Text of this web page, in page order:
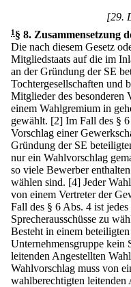
[29.
1 § 8. Zusammensetzung
Die nach diesem Gesetz
Mitgliedstaats auf die im
an der Gründung der SE
Tochtergesellschaften und
Mitglieder des besonderen
einem Wahlgremium in
gewählt. [2] Im Fall des §
Vorschlag einer
Gründung der SE
nur ein Wahlvorschlag
so viele Bewerber
wählen sind. [4] Jeder
von einem Vertreter der
Fall des § 6 Abs. 4 ist
Sprecherausschüsse zu
Besteht in einem
Unternehmensgruppe kein
leitenden Angestellten
Wahlvorschlag muss von
wahlberechtigten leitenden